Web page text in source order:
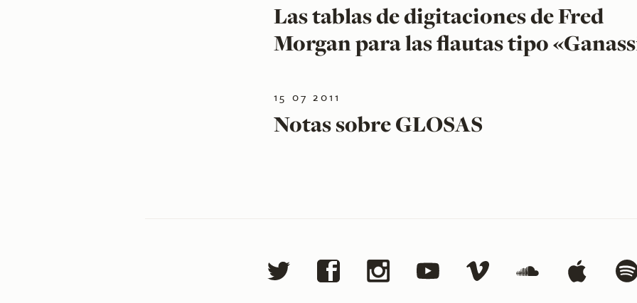
Las tablas de digitaciones de Fred
Morgan para las flautas tipo
15 07 2011
Notas sobre GLOSAS